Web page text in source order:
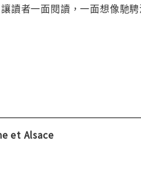
讀者一面閱讀，一面想像馳
et Alsace